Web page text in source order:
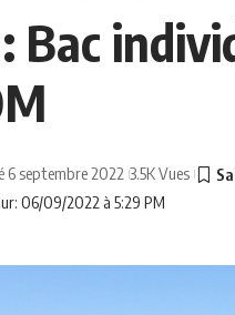
Bac
06/09/2022 à 5:29 PM
6 septembre 2022 3.5K Vues